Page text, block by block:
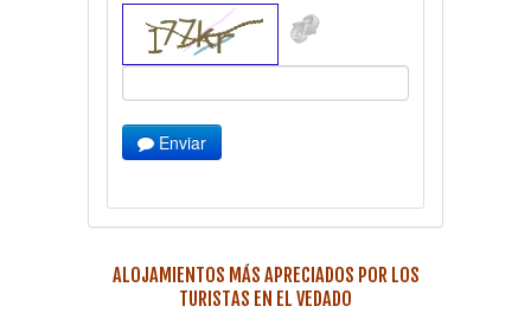
Enviar
ALOJAMIENTOS MÁS APRECIADOS POR LOS
TURISTAS EN EL VEDADO